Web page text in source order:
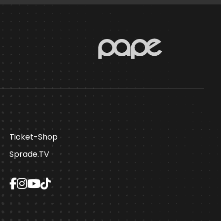
Ticket-Shop
Sprade.TV